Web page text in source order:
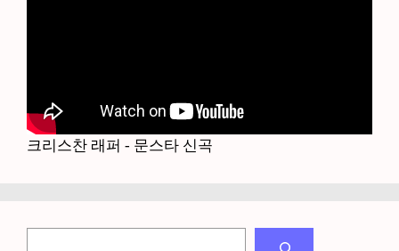
크리스찬 래퍼 - 문스타 신곡